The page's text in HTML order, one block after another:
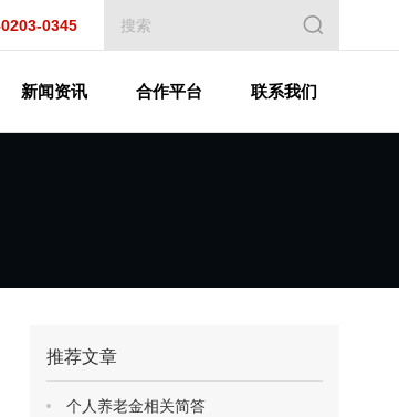
0345
新闻资讯 合作平台 联系我们
推荐文章
个人养老金相关简答